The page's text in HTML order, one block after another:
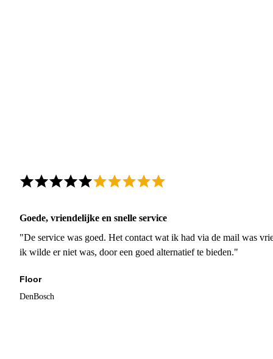
Goede, vriendelijke en snelle service
"De service was goed. Het contact wat ik had via de mail was
ik wilde er niet was, door een goed alternatief te bieden."
Floor
DenBosch